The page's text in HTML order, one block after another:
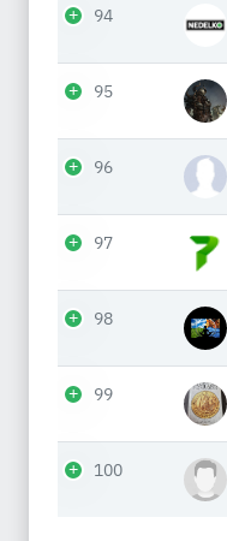
94
95
96
97
98
99
100